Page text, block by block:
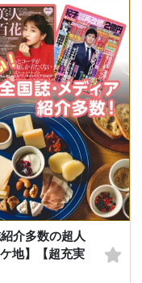
介多数の超人
地】【超充実